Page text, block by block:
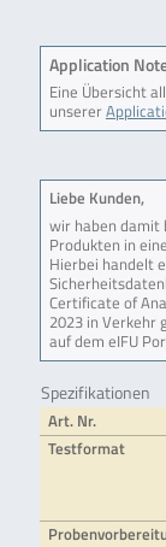
Application
Eine Übersicht
unserer
Liebe Kunden,
wir haben damit
Produkten in
Hierbei handelt
Certificate of
2023 in Verkehr
auf dem eIFU
Spezifikationen
Art. Nr.
Testformat